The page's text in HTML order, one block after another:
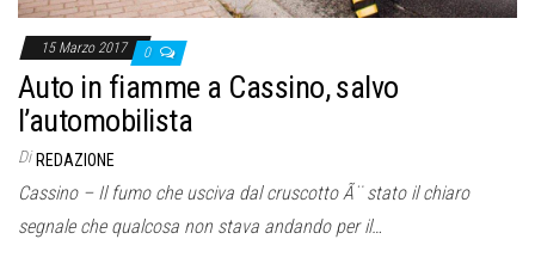
15 Marzo 2017 0
Auto in fiamme a Cassino, salvo
l’automobilista
Di REDAZIONE
Cassino – Il fumo che usciva dal cruscotto Ã¨ stato il chiaro
segnale che qualcosa non stava andando per il…